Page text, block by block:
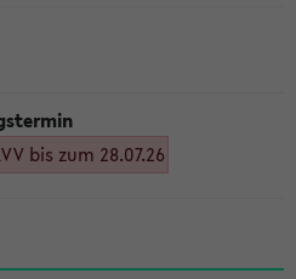
bis zum 28.07.26